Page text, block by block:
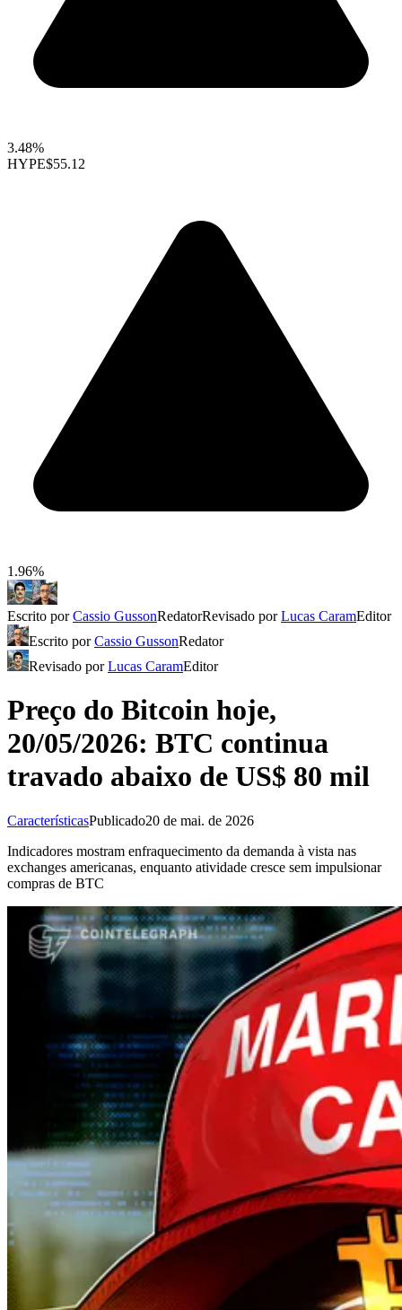
3.48%
HYPE$55.12
1.96%
Escrito porCassio GussonRedatorRevisado porLucas CaramEditor
Escrito porCassio GussonRedator
Revisado porLucas CaramEditor
Preço do Bitcoin hoje,
20/05/2026: BTC continua
travado abaixo de US$ 80 mil
CaracterísticasPublicado20 de mai. de 2026
Indicadores mostram enfraquecimento da demanda à vista nas
exchanges americanas, enquanto atividade cresce sem impulsionar
compras de BTC